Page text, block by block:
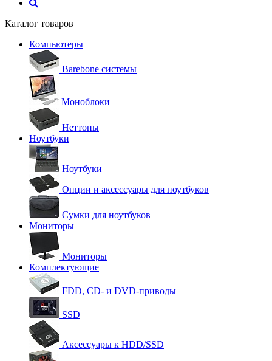
Каталог товаров
Компьютеры
Barebone системы
Моноблоки
Неттопы
Ноутбуки
Ноутбуки
Опции и аксессуары для ноутбуков
Сумки для ноутбуков
Мониторы
Мониторы
Комплектующие
FDD, CD- и DVD-приводы
SSD
Аксессуары к HDD/SSD